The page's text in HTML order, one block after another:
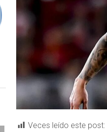
Veces leído este post: